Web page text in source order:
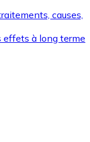
causes,
effets à long terme